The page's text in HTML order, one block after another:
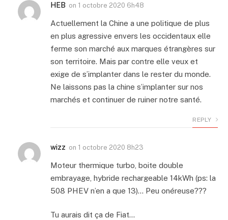
HEB on 1 octobre 2020 6h48
Actuellement la Chine a une politique de plus
en plus agressive envers les occidentaux elle
ferme son marché aux marques étrangères sur
son territoire. Mais par contre elle veux et
exige de s’implanter dans le rester du monde.
Ne laissons pas la chine s’implanter sur nos
marchés et continuer de ruiner notre santé.
REPLY
wizz on 1 octobre 2020 8h23
Moteur thermique turbo, boite double
embrayage, hybride rechargeable 14kWh (ps: la
508 PHEV n’en a que 13)… Peu onéreuse???
Tu aurais dit ça de Fiat…